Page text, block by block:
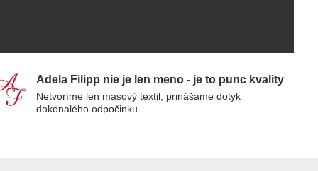
Adela Filipp nie je len meno - je to punc kvality
Netvoríme len masový textil, prinášame dotyk
dokonalého odpočinku.